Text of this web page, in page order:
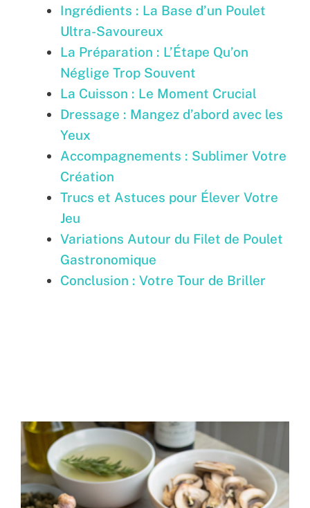
Ingrédients : La Base d’un Poulet
Ultra-Savoureux
La Préparation : L’Étape Qu’on
Néglige Trop Souvent
La Cuisson : Le Moment Crucial
Dressage : Mangez d’abord avec les
Yeux
Accompagnements : Sublimer Votre
Création
Trucs et Astuces pour Élever Votre
Jeu
Variations Autour du Filet de Poulet
Gastronomique
Conclusion : Votre Tour de Briller